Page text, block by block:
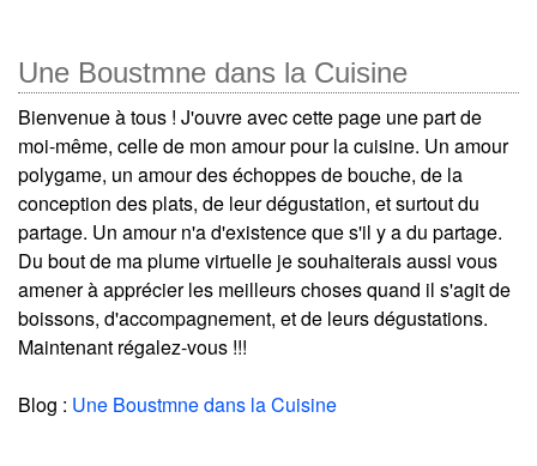
Une Boustmne dans la Cuisine
Bienvenue à tous ! J'ouvre avec cette page une part de
moi-même, celle de mon amour pour la cuisine. Un amour
polygame, un amour des échoppes de bouche, de la
conception des plats, de leur dégustation, et surtout du
partage. Un amour n'a d'existence que s'il y a du partage.
Du bout de ma plume virtuelle je souhaiterais aussi vous
amener à apprécier les meilleurs choses quand il s'agit de
boissons, d'accompagnement, et de leurs dégustations.
Maintenant régalez-vous !!!
Blog : Une Boustmne dans la Cuisine